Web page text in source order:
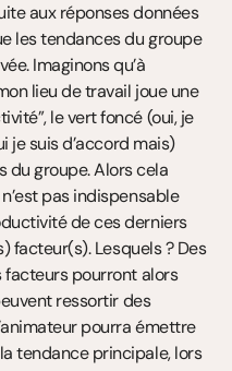
aux réponses données
les tendances du groupe
Imaginons qu’à
lieu de travail joue une
le vert foncé (oui, je
je suis d’accord mais)
du groupe. Alors cela
pas indispensable
de ces derniers
facteur(s). Lesquels ? Des
facteurs pourront alors
ressortir des
pourra émettre
tendance principale, lors